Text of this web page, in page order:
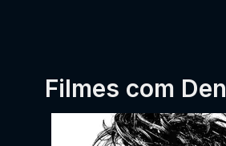
Filmes com